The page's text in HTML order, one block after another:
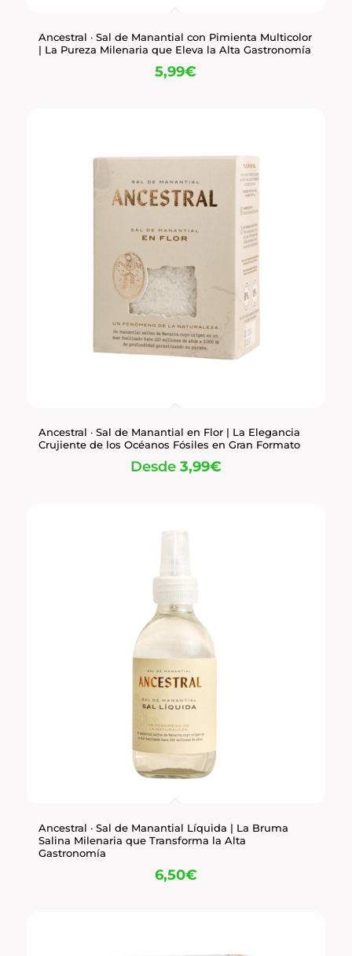
Ancestral · Sal de Manantial con Pimienta Multicolor
| La Pureza Milenaria que Eleva la Alta Gastronomía
5,99€
Ancestral · Sal de Manantial en Flor | La Elegancia
Crujiente de los Océanos Fósiles en Gran Formato
Desde 3,99€
Ancestral · Sal de Manantial Líquida | La Bruma
Salina Milenaria que Transforma la Alta
Gastronomía
6,50€